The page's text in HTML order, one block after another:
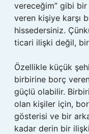
vereceğim” gibi
veren kişiye karşı
hissedersiniz.
ticari ilişki değil,
Özellikle küçük
birbirine borç
güçlü olabilir.
olan kişiler için,
gösterisi ve bir
kadar derin bir